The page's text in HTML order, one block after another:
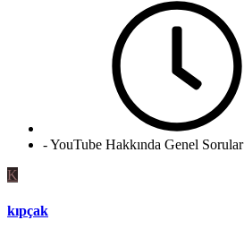
- YouTube Hakkında Genel Sorular
K
kıpçak